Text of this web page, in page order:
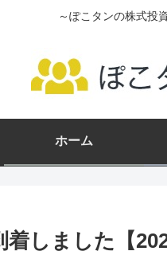
～ぽこタンの株式投
ホーム
しました【